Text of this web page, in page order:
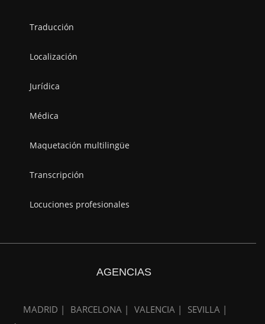
Traducción
Localización
Jurídica
Médica
Maquetación multilingüe
Transcripción
Locuciones profesionales
AGENCIAS
MADRID | BARCELONA | VALENCIA |
SEVILLA |